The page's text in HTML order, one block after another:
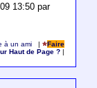
13:50 par
à un ami |
Faire
Haut de Page ?